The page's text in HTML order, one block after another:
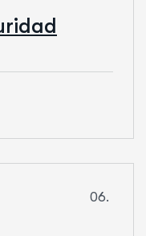
06.